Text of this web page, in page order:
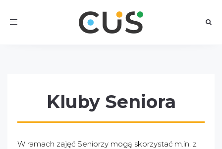
Toggle
Kluby Seniora
W ramach zajęć Seniorzy mogą skorzystać m.in. z